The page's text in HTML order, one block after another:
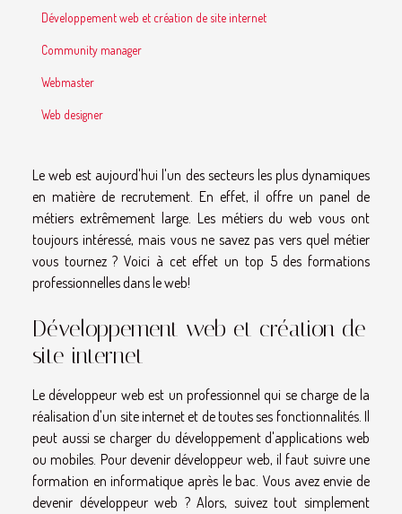
Développement web et création de site internet
Community manager
Webmaster
Web designer
Le web est aujourd'hui l'un des secteurs les plus dynamiques
en matière de recrutement. En effet, il offre un panel de
métiers extrêmement large. Les métiers du web vous ont
toujours intéressé, mais vous ne savez pas vers quel métier
vous tournez ? Voici à cet effet un top 5 des formations
professionnelles dans le web!
Développement web et création de
site internet
Le développeur web est un professionnel qui se charge de la
réalisation d'un site internet et de toutes ses fonctionnalités. Il
peut aussi se charger du développement d'applications web
ou mobiles. Pour devenir développeur web, il faut suivre une
formation en informatique après le bac. Vous avez envie de
devenir développeur web ? Alors, suivez tout simplement